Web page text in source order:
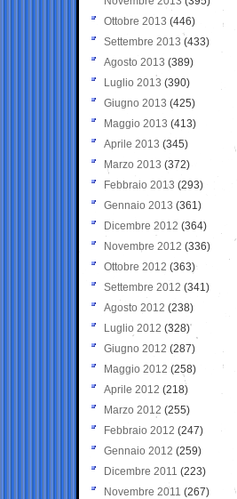
Ottobre 2013 (446)
Settembre 2013 (433)
Agosto 2013 (389)
Luglio 2013 (390)
Giugno 2013 (425)
Maggio 2013 (413)
Aprile 2013 (345)
Marzo 2013 (372)
Febbraio 2013 (293)
Gennaio 2013 (361)
Dicembre 2012 (364)
Novembre 2012 (336)
Ottobre 2012 (363)
Settembre 2012 (341)
Agosto 2012 (238)
Luglio 2012 (328)
Giugno 2012 (287)
Maggio 2012 (258)
Aprile 2012 (218)
Marzo 2012 (255)
Febbraio 2012 (247)
Gennaio 2012 (259)
Dicembre 2011 (223)
Novembre 2011 (267)